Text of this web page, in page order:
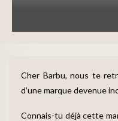
Cher Barbu, nous te
d’une marque devenue
Connais-tu déjà cette